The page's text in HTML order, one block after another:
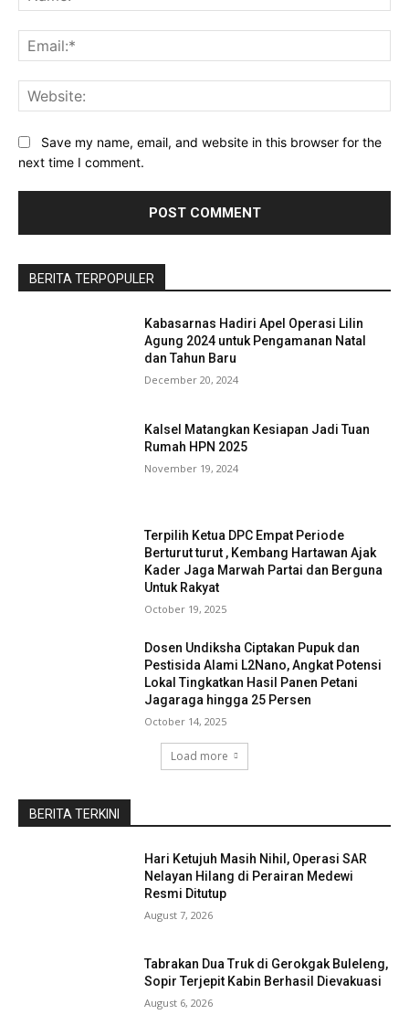
Jalan Ken Dedes Terevakuasi
Save my name, email, and website in this browser for the
next time I comment.
BERITA TERPOPULER
Kabasarnas Hadiri Apel Operasi Lilin
Agung 2024 untuk Pengamanan Natal
dan Tahun Baru
December 20, 2024
Kalsel Matangkan Kesiapan Jadi Tuan
Rumah HPN 2025
November 19, 2024
Terpilih Ketua DPC Empat Periode
Berturut turut , Kembang Hartawan Ajak
Kader Jaga Marwah Partai dan Berguna
Untuk Rakyat
October 19, 2025
Dosen Undiksha Ciptakan Pupuk dan
Pestisida Alami L2Nano, Angkat Potensi
Lokal Tingkatkan Hasil Panen Petani
Jagaraga hingga 25 Persen
October 14, 2025
Load more
BERITA TERKINI
Hari Ketujuh Masih Nihil, Operasi SAR
Nelayan Hilang di Perairan Medewi
Resmi Ditutup
August 7, 2026
Tabrakan Dua Truk di Gerokgak Buleleng,
Sopir Terjepit Kabin Berhasil Dievakuasi
August 6, 2026